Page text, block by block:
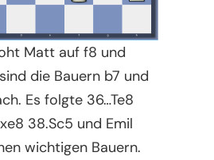
Matt auf f8 und
die Bauern b7 und
Es folgte 36…Te8
38.Sc5 und Emil
wichtigen Bauern.